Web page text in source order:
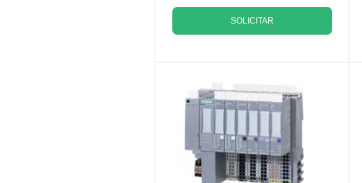
SOLICITAR